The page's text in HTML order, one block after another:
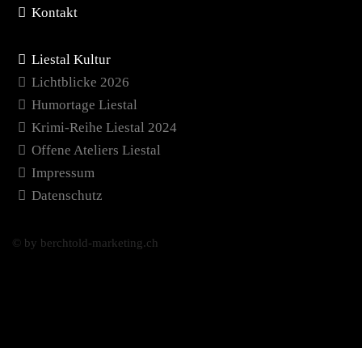
Kontakt
Liestal Kultur
Lichtblicke 2026
Humortage Liestal
Krimi-Reihe Liestal 2024
Offene Ateliers Liestal
Impressum
Datenschutz
© by berchtold-marketing.ch